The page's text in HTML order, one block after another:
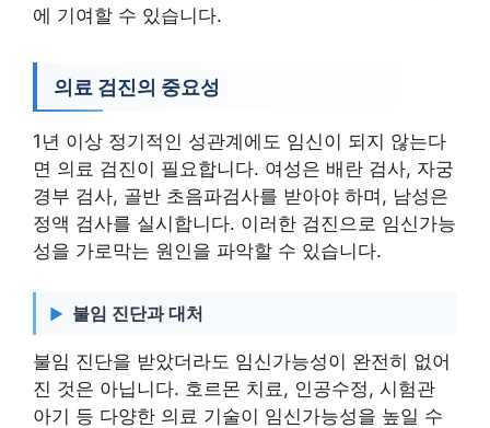
에 기여할 수 있습니다.
의료 검진의 중요성
1년 이상 정기적인 성관계에도 임신이 되지 않는다
면 의료 검진이 필요합니다. 여성은 배란 검사, 자궁
경부 검사, 골반 초음파검사를 받아야 하며, 남성은
정액 검사를 실시합니다. 이러한 검진으로 임신가능
성을 가로막는 원인을 파악할 수 있습니다.
불임 진단과 대처
불임 진단을 받았더라도 임신가능성이 완전히 없어
진 것은 아닙니다. 호르몬 치료, 인공수정, 시험관
아기 등 다양한 의료 기술이 임신가능성을 높일 수